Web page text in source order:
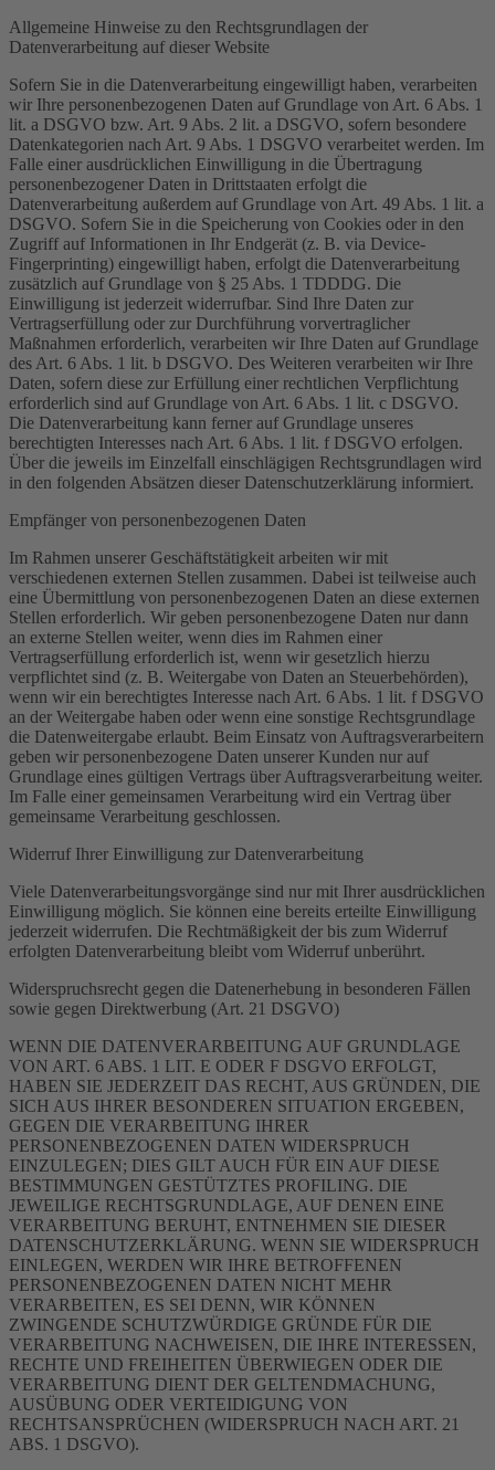
Allgemeine Hinweise zu den Rechtsgrundlagen der
Datenverarbeitung auf dieser Website
Sofern Sie in die Datenverarbeitung eingewilligt haben, verarbeiten
wir Ihre personenbezogenen Daten auf Grundlage von Art. 6 Abs. 1
lit. a DSGVO bzw. Art. 9 Abs. 2 lit. a DSGVO, sofern besondere
Datenkategorien nach Art. 9 Abs. 1 DSGVO verarbeitet werden. Im
Falle einer ausdrücklichen Einwilligung in die Übertragung
personenbezogener Daten in Drittstaaten erfolgt die
Datenverarbeitung außerdem auf Grundlage von Art. 49 Abs. 1 lit. a
DSGVO. Sofern Sie in die Speicherung von Cookies oder in den
Zugriff auf Informationen in Ihr Endgerät (z. B. via Device-
Fingerprinting) eingewilligt haben, erfolgt die Datenverarbeitung
zusätzlich auf Grundlage von § 25 Abs. 1 TDDDG. Die
Einwilligung ist jederzeit widerrufbar. Sind Ihre Daten zur
Vertragserfüllung oder zur Durchführung vorvertraglicher
Maßnahmen erforderlich, verarbeiten wir Ihre Daten auf Grundlage
des Art. 6 Abs. 1 lit. b DSGVO. Des Weiteren verarbeiten wir Ihre
Daten, sofern diese zur Erfüllung einer rechtlichen Verpflichtung
erforderlich sind auf Grundlage von Art. 6 Abs. 1 lit. c DSGVO.
Die Datenverarbeitung kann ferner auf Grundlage unseres
berechtigten Interesses nach Art. 6 Abs. 1 lit. f DSGVO erfolgen.
Über die jeweils im Einzelfall einschlägigen Rechtsgrundlagen wird
in den folgenden Absätzen dieser Datenschutzerklärung informiert.
Empfänger von personenbezogenen Daten
Im Rahmen unserer Geschäftstätigkeit arbeiten wir mit
verschiedenen externen Stellen zusammen. Dabei ist teilweise auch
eine Übermittlung von personenbezogenen Daten an diese externen
Stellen erforderlich. Wir geben personenbezogene Daten nur dann
an externe Stellen weiter, wenn dies im Rahmen einer
Vertragserfüllung erforderlich ist, wenn wir gesetzlich hierzu
verpflichtet sind (z. B. Weitergabe von Daten an Steuerbehörden),
wenn wir ein berechtigtes Interesse nach Art. 6 Abs. 1 lit. f DSGVO
an der Weitergabe haben oder wenn eine sonstige Rechtsgrundlage
die Datenweitergabe erlaubt. Beim Einsatz von Auftragsverarbeitern
geben wir personenbezogene Daten unserer Kunden nur auf
Grundlage eines gültigen Vertrags über Auftragsverarbeitung weiter.
Im Falle einer gemeinsamen Verarbeitung wird ein Vertrag über
gemeinsame Verarbeitung geschlossen.
Widerruf Ihrer Einwilligung zur Datenverarbeitung
Viele Datenverarbeitungsvorgänge sind nur mit Ihrer ausdrücklichen
Einwilligung möglich. Sie können eine bereits erteilte Einwilligung
jederzeit widerrufen. Die Rechtmäßigkeit der bis zum Widerruf
erfolgten Datenverarbeitung bleibt vom Widerruf unberührt.
Widerspruchsrecht gegen die Datenerhebung in besonderen Fällen
sowie gegen Direktwerbung (Art. 21 DSGVO)
WENN DIE DATENVERARBEITUNG AUF GRUNDLAGE
VON ART. 6 ABS. 1 LIT. E ODER F DSGVO ERFOLGT,
HABEN SIE JEDERZEIT DAS RECHT, AUS GRÜNDEN, DIE
SICH AUS IHRER BESONDEREN SITUATION ERGEBEN,
GEGEN DIE VERARBEITUNG IHRER
PERSONENBEZOGENEN DATEN WIDERSPRUCH
EINZULEGEN; DIES GILT AUCH FÜR EIN AUF DIESE
BESTIMMUNGEN GESTÜTZTES PROFILING. DIE
JEWEILIGE RECHTSGRUNDLAGE, AUF DENEN EINE
VERARBEITUNG BERUHT, ENTNEHMEN SIE DIESER
DATENSCHUTZERKLÄRUNG. WENN SIE WIDERSPRUCH
EINLEGEN, WERDEN WIR IHRE BETROFFENEN
PERSONENBEZOGENEN DATEN NICHT MEHR
VERARBEITEN, ES SEI DENN, WIR KÖNNEN
ZWINGENDE SCHUTZWÜRDIGE GRÜNDE FÜR DIE
VERARBEITUNG NACHWEISEN, DIE IHRE INTERESSEN,
RECHTE UND FREIHEITEN ÜBERWIEGEN ODER DIE
VERARBEITUNG DIENT DER GELTENDMACHUNG,
AUSÜBUNG ODER VERTEIDIGUNG VON
RECHTSANSPRÜCHEN (WIDERSPRUCH NACH ART. 21
ABS. 1 DSGVO).